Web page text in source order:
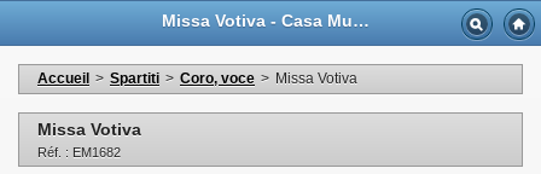
Missa Votiva - Casa Musicale Eco
Accueil > Spartiti > Coro, voce > Missa Votiva
Missa Votiva
Réf. : EM1682